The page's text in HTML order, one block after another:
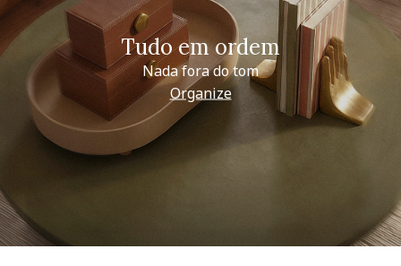
Tudo em ordem
Nada fora do tom
Organize